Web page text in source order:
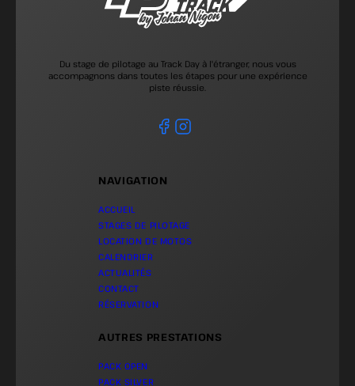
Du stage de pilotage au Track Day à l'étranger, nous vous
accompagnons dans toutes les étapes pour une expérience
piste réussie.
NAVIGATION
ACCUEIL
STAGES DE PILOTAGE
LOCATION DE MOTOS
CALENDRIER
ACTUALITÉS
CONTACT
RÉSERVATION
AUTRES PRESTATIONS
PACK OPEN
PACK SILVER